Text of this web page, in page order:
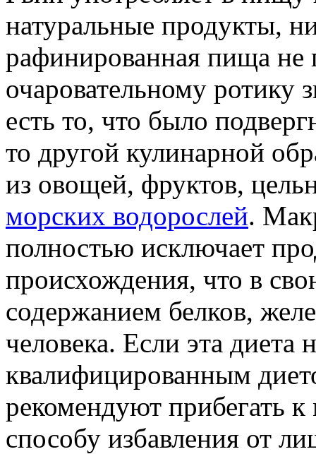
натуральные продукты,
рафинированная пища не
очаровательному ротику
есть то, что было
то другой кулинарной
из овощей, фруктов,
морских водорослей.
полностью исключает
происхождения, что в
содержанием белков,
человека. Если эта диета
квалифицированным
рекомендуют прибегать
способу избавления от